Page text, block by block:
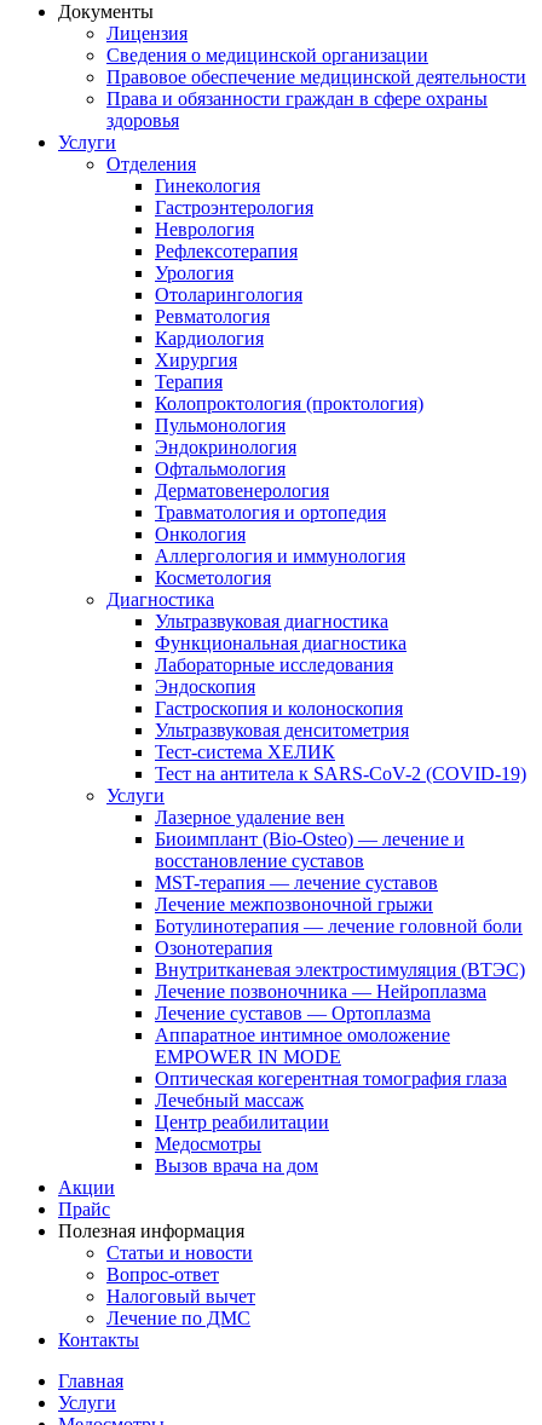
Документы
Лицензия
Сведения о медицинской организации
Правовое обеспечение медицинской деятельности
Права и обязанности граждан в сфере охраны
здоровья
Услуги
Отделения
Гинекология
Гастроэнтерология
Неврология
Рефлексотерапия
Урология
Отоларингология
Ревматология
Кардиология
Хирургия
Терапия
Колопроктология (проктология)
Пульмонология
Эндокринология
Офтальмология
Дерматовенерология
Травматология и ортопедия
Онкология
Аллергология и иммунология
Косметология
Диагностика
Ультразвуковая диагностика
Функциональная диагностика
Лабораторные исследования
Эндоскопия
Гастроскопия и колоноскопия
Ультразвуковая денситометрия
Тест-система ХЕЛИК
Тест на антитела к SARS-CoV-2 (COVID-19)
Услуги
Лазерное удаление вен
Биоимплант (Bio-Osteo) — лечение и
восстановление суставов
MST-терапия — лечение суставов
Лечение межпозвоночной грыжи
Ботулинотерапия — лечение головной боли
Озонотерапия
Внутритканевая электростимуляция (ВТЭС)
Лечение позвоночника — Нейроплазма
Лечение суставов — Ортоплазма
Аппаратное интимное омоложение
EMPOWER IN MODE
Оптическая когерентная томография глаза
Лечебный массаж
Центр реабилитации
Медосмотры
Вызов врача на дом
Акции
Прайс
Полезная информация
Статьи и новости
Вопрос-ответ
Налоговый вычет
Лечение по ДМС
Контакты
Главная
Услуги